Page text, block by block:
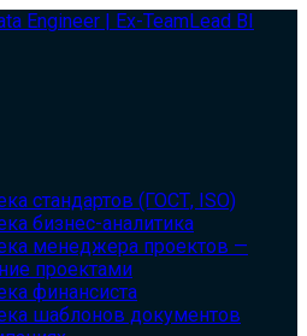
cтандартов (ГОСТ, ISO)
бизнес-аналитика
менеджера проектов —
проектами
финансиста
шаблонов документов